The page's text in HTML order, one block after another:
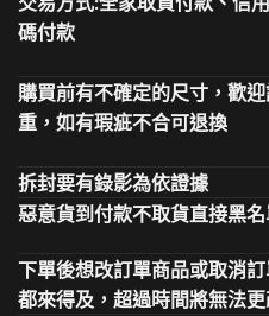
碼付款
購買前有不確定的尺寸，歡
重，如有瑕疵不合可退換
拆封要有錄影為依證據
惡意貨到付款不取貨直接黑
下單後想改訂單商品或取消
都來得及，超過時間將無法